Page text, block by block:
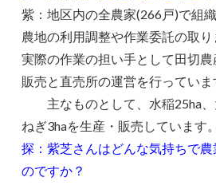
紫：地区内の全農家(266戸)で組
農地の利用調整や作業委託の取り
実際の作業の担い手として田切農
販売と直売所の運営を行っていま
主なものとして、水稲25ha、
ねぎ3haを生産・販売しています。
探：紫芝さんはどんな気持ちで
のですか？